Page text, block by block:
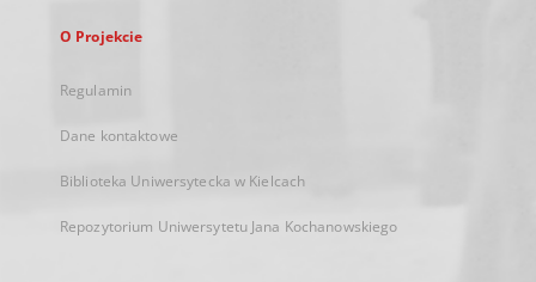
O Projekcie
Regulamin
Dane kontaktowe
Biblioteka Uniwersytecka w Kielcach
Repozytorium Uniwersytetu Jana Kochanowskiego